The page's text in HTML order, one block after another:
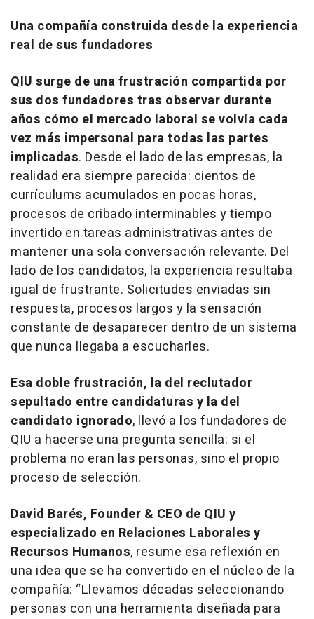
Una compañía construida desde la experiencia
real de sus fundadores
QIU surge de una frustración compartida por
sus dos fundadores tras observar durante
años cómo el mercado laboral se volvía cada
vez más impersonal para todas las partes
implicadas. Desde el lado de las empresas, la
realidad era siempre parecida: cientos de
currículums acumulados en pocas horas,
procesos de cribado interminables y tiempo
invertido en tareas administrativas antes de
mantener una sola conversación relevante. Del
lado de los candidatos, la experiencia resultaba
igual de frustrante. Solicitudes enviadas sin
respuesta, procesos largos y la sensación
constante de desaparecer dentro de un sistema
que nunca llegaba a escucharles.
Esa doble frustración, la del reclutador
sepultado entre candidaturas y la del
candidato ignorado, llevó a los fundadores de
QIU a hacerse una pregunta sencilla: si el
problema no eran las personas, sino el propio
proceso de selección.
David Barés, Founder & CEO de QIU y
especializado en Relaciones Laborales y
Recursos Humanos, resume esa reflexión en
una idea que se ha convertido en el núcleo de la
compañía: “Llevamos décadas seleccionando
personas con una herramienta diseñada para